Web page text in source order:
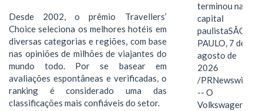
Desde 2002, o prêmio Travellers’
Choice seleciona os melhores hotéis em
diversas categorias e regiões, com base
nas opiniões de milhões de viajantes do
mundo todo. Por se basear em
avaliações espontâneas e verificadas, o
ranking é considerado uma das
classificações mais confiáveis do setor.
terminou na
capital
paulistaSÃO
PAULO, 7 de
agosto de
2026
/PRNewswire/
-- O
Volkswagen